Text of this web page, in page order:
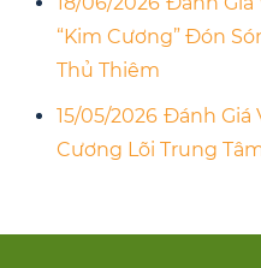
“Kim Cương” Đón
Thủ Thiêm
15/05/2026 Đánh Giá
Cương Lõi Trung